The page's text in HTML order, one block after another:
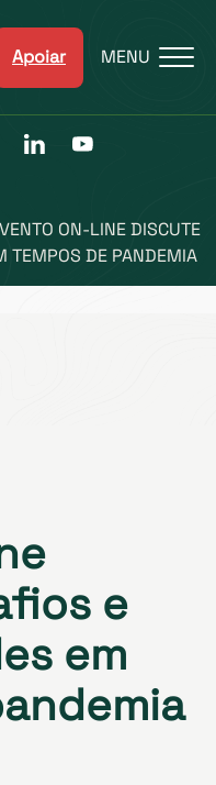
Apoiar MENU
ON-LINE DISCUTE
TEMPOS DE PANDEMIA
e
em